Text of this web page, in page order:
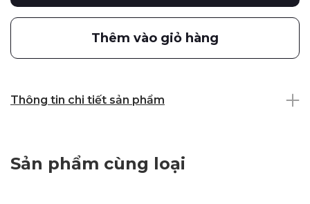
Thêm vào giỏ hàng
Thông tin chi tiết sản phẩm
Sản phẩm cùng loại